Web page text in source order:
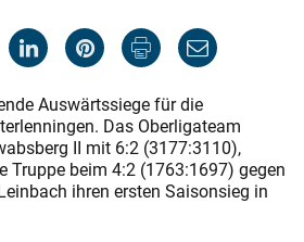
Auswärtssiege für die
Das Oberligateam
II mit 6:2 (3177:3110),
Truppe beim 4:2 (1763:1697) gegen
ihren ersten Saisonsieg in